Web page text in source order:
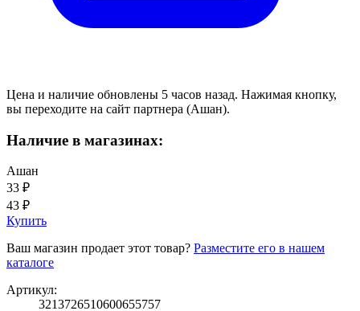
Цена и наличие обновлены 5 часов назад. Нажимая кнопку,
вы переходите на сайт партнера (Ашан).
Наличие в магазинах:
Ашан
33 ₽
43 ₽
Купить
Ваш магазин продает этот товар? Разместите его в нашем
каталоге
Артикул:
3213726510600655757